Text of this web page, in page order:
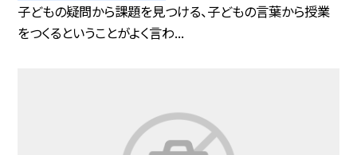
子どもの疑問から課題を見つける、子どもの言葉から授業
をつくるということがよく言わ...